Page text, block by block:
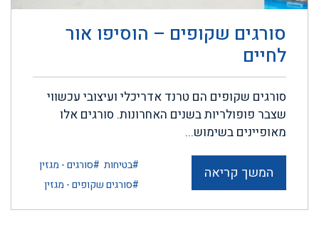
סורגים שקופים – הוסיפו אור
לחיים
סורגים שקופים הם טרנד אדריכלי ועיצובי עכשווי
שצבר פופולריות בשנים האחרונות. סורגים אלו
מאופיינים בשימוש...
המשך קריאה #בטיחות #סורגים - מגזין
#סורגים שקופים - מגזין